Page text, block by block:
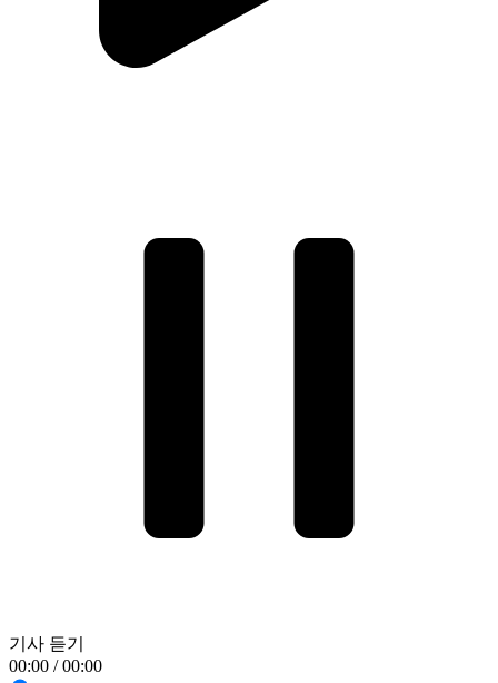
기사 듣기
00:00 / 00:00